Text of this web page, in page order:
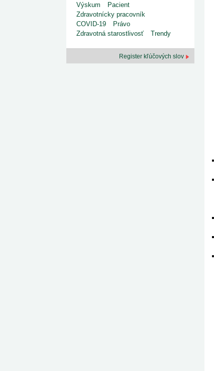
Výskum
Pacient
Zdravotnícky pracovník
COVID-19
Právo
Zdravotná starostlivosť
Trendy
Register kľúčových slov